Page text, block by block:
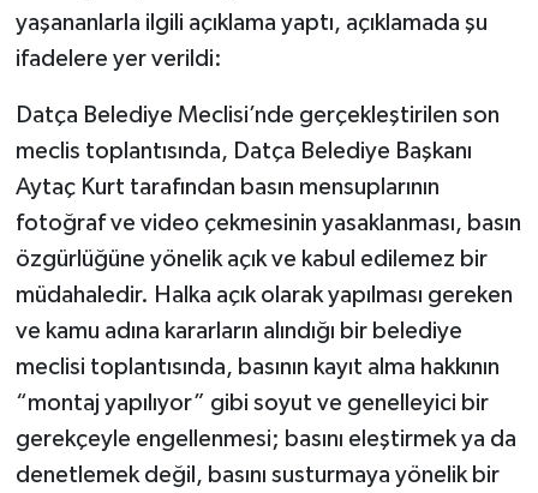
yaşananlarla ilgili açıklama yaptı, açıklamada şu
ifadelere yer verildi:
Datça Belediye Meclisi’nde gerçekleştirilen son
meclis toplantısında, Datça Belediye Başkanı
Aytaç Kurt tarafından basın mensuplarının
fotoğraf ve video çekmesinin yasaklanması, basın
özgürlüğüne yönelik açık ve kabul edilemez bir
müdahaledir. Halka açık olarak yapılması gereken
ve kamu adına kararların alındığı bir belediye
meclisi toplantısında, basının kayıt alma hakkının
“montaj yapılıyor” gibi soyut ve genelleyici bir
gerekçeyle engellenmesi; basını eleştirmek ya da
denetlemek değil, basını susturmaya yönelik bir